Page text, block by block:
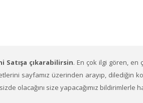
Satışa çıkarabilirsin. En çok ilgi gören,
sayfamız üzerinden arayıp, dilediğin
olacağını size yapacağımız bildirimlerle